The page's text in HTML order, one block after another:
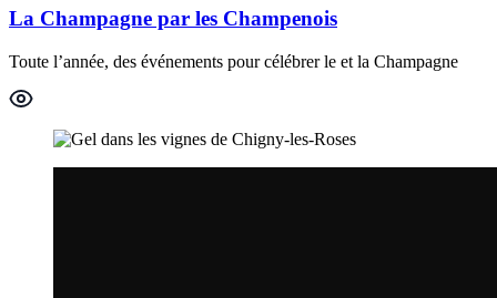
La Champagne par les Champenois
Toute l’année, des événements pour célébrer le et la Champagne